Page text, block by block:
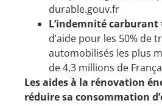
durable.gouv.fr
L’indemnité
d’aide pour les 50% de
automobilisés les plus
de 4,3 millions de
Les aides à la rénovation
réduire sa consommation